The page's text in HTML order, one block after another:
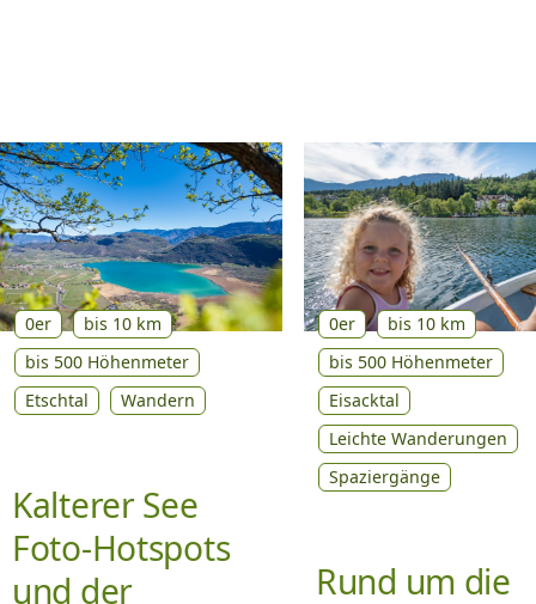
0er
bis 10 km
bis 500 Höhenmeter
Etschtal
Wandern
Kalterer See
Foto-Hotspots
und der
0er
bis 10 km
bis 500 Höhenmeter
Eisacktal
Leichte Wanderungen
Spaziergänge
Rund um die